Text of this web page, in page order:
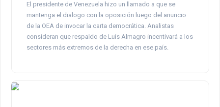
El presidente de Venezuela hizo un llamado a que se
mantenga el dialogo con la oposición luego del anuncio
de la OEA de invocar la carta democrática. Analistas
consideran que respaldo de Luis Almagro incentivará a los
sectores más extremos de la derecha en ese país.